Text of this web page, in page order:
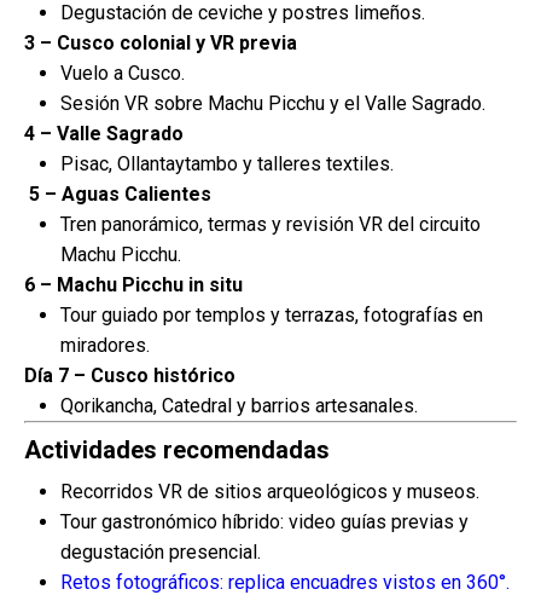
Degustación de ceviche y postres limeños.
3 – Cusco colonial y VR previa
Vuelo a Cusco.
Sesión VR sobre Machu Picchu y el Valle Sagrado.
4 – Valle Sagrado
Pisac, Ollantaytambo y talleres textiles.
5 – Aguas Calientes
Tren panorámico, termas y revisión VR del circuito
Machu Picchu.
6 – Machu Picchu in situ
Tour guiado por templos y terrazas, fotografías en
miradores.
Día 7 – Cusco histórico
Qorikancha, Catedral y barrios artesanales.
Actividades recomendadas
Recorridos VR de sitios arqueológicos y museos.
Tour gastronómico híbrido: video guías previas y
degustación presencial.
Retos fotográficos: replica encuadres vistos en 360°.